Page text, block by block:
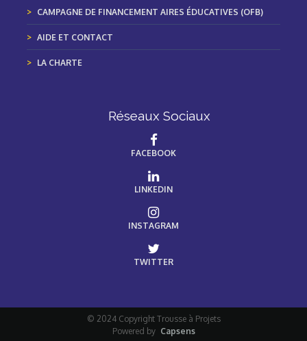
CAMPAGNE DE FINANCEMENT AIRES ÉDUCATIVES (OFB)
AIDE ET CONTACT
LA CHARTE
Réseaux Sociaux
FACEBOOK
LINKEDIN
INSTAGRAM
TWITTER
© 2024 Copyright Trousse à Projets
Powered by Capsens